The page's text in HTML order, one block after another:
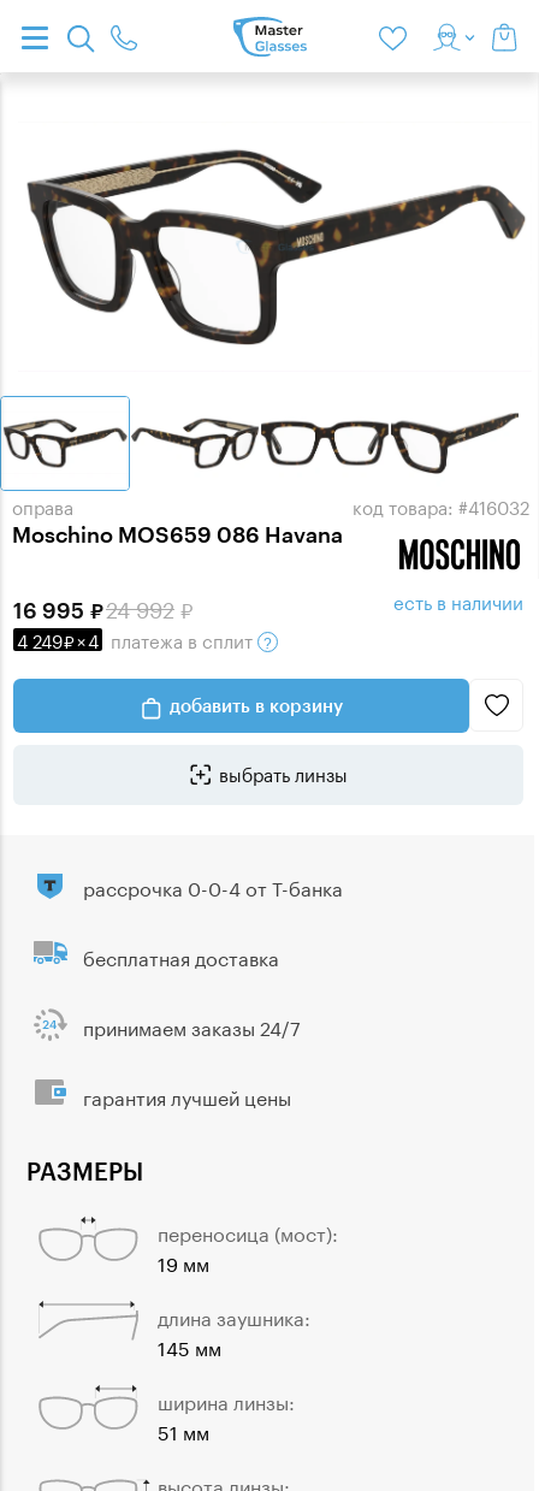
оправа
Moschino MOS659 086 Havana
код товара: #416032
24 992
16 995
4 249 ×4 платежа в сплит
есть в наличии
добавить в корзину
выбрать линзы
РАЗМЕРЫ
переносица (мост):
19 мм
длина заушника:
145 мм
ширина линзы:
51 мм
высота линзы:
рассрочка 0-0-4 от Т-банка
бесплатная доставка
принимаем заказы 24/7
гарантия лучшей цены